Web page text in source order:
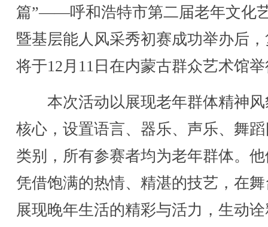
篇”——呼和浩特市第二届老年文化
暨基层能人风采秀初赛成功举办后
将于12月11日在内蒙古群众艺术馆
本次活动以展现老年群体精神风
核心，设置语言、器乐、声乐、舞
类别，所有参赛者均为老年群体。
凭借饱满的热情、精湛的技艺，在
展现晚年生活的精彩与活力，生动诠